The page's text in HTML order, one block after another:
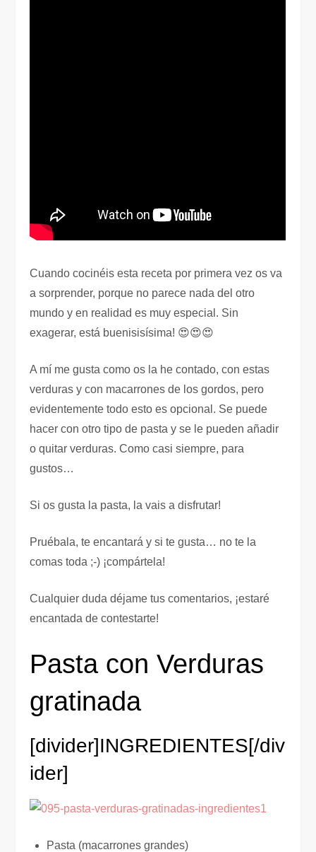
Cuando cocinéis esta receta por primera vez os va
a sorprender, porque no parece nada del otro
mundo y en realidad es muy especial. Sin
exagerar, está buenisisísima! 😍😍😍
A mí me gusta como os la he contado, con estas
verduras y con macarrones de los gordos, pero
evidentemente todo esto es opcional. Se puede
hacer con otro tipo de pasta y se le pueden añadir
o quitar verduras. Como casi siempre, para
gustos…
Si os gusta la pasta, la vais a disfrutar!
Pruébala, te encantará y si te gusta… no te la
comas toda ;-) ¡compártela!
Cualquier duda déjame tus comentarios, ¡estaré
encantada de contestarte!
Pasta con Verduras
gratinada
[divider]INGREDIENTES[/div
ider]
Pasta (macarrones grandes)